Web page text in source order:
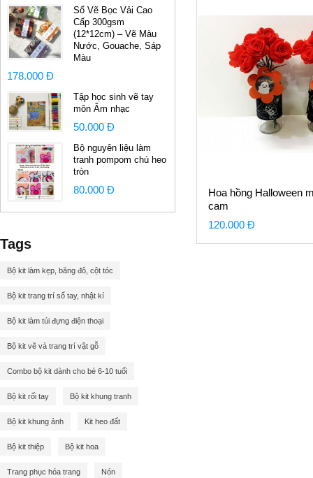
Sổ Vẽ Bọc Vải Cao
Cấp 300gsm
(12*12cm) – Vẽ Màu
Nước, Gouache, Sáp
Màu
178.000 Đ
Tập học sinh vẽ tay
môn Âm nhạc
50.000 Đ
Bộ nguyên liệu làm
tranh pompom chú heo
tròn
80.000 Đ
Tags
Bộ kit làm kẹp, băng đô, cột tóc
Bộ kit trang trí sổ tay, nhật kí
Bộ kit làm túi đựng điện thoại
Bộ kit vẽ và trang trí vật gỗ
Combo bộ kit dành cho bé 6-10 tuổi
Bộ kit rối tay Bộ kit khung tranh
Bộ kit khung ảnh Kit heo đất
Bộ kit thiệp Bộ kit hoa
Trang phục hóa trang Nón
Hoa hồng Halloween
cam
120.000 Đ